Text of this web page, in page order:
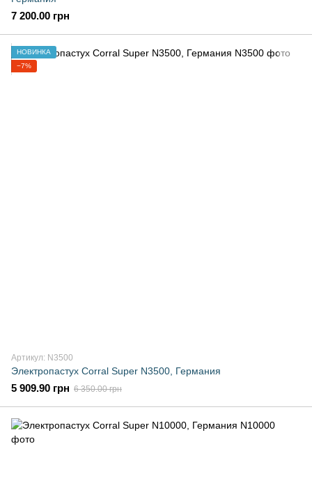
7 200.00 грн
НОВИНКА
−7%
Артикул: N3500
Электропастух Corral Super N3500, Германия
5 909.90 грн 6 350.00 грн